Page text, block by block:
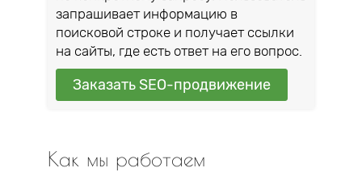
запрашивает информацию в
поисковой строке и получает ссылки
на сайты, где есть ответ на его вопрос.
Заказать SEO-продвижение
Как мы работаем